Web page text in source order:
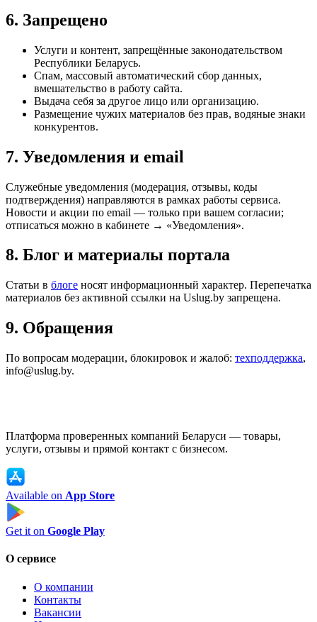
6. Запрещено
Услуги и контент, запрещённые законодательством
Республики Беларусь.
Спам, массовый автоматический сбор данных,
вмешательство в работу сайта.
Выдача себя за другое лицо или организацию.
Размещение чужих материалов без прав, водяные знаки
конкурентов.
7. Уведомления и email
Служебные уведомления (модерация, отзывы, коды
подтверждения) направляются в рамках работы сервиса.
Новости и акции по email — только при вашем согласии;
отписаться можно в кабинете → «Уведомления».
8. Блог и материалы портала
Статьи в блоге носят информационный характер. Перепечатка
материалов без активной ссылки на Uslug.by запрещена.
9. Обращения
По вопросам модерации, блокировок и жалоб: техподдержка,
info@uslug.by.
Платформа проверенных компаний Беларуси — товары,
услуги, отзывы и прямой контакт с бизнесом.
Available on App Store
Get it on Google Play
О сервисе
О компании
Контакты
Вакансии